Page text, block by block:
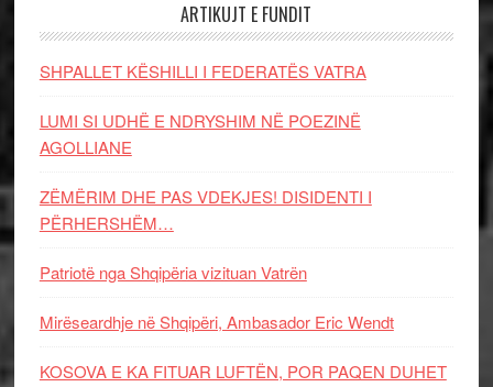
ARTIKUJT E FUNDIT
SHPALLET KËSHILLI I FEDERATËS VATRA
LUMI SI UDHË E NDRYSHIM NË POEZINË
AGOLLIANE
ZËMËRIM DHE PAS VDEKJES! DISIDENTI I
PËRHERSHËM…
Patriotë nga Shqipëria vizituan Vatrën
Mirëseardhje në Shqipëri, Ambasador Eric Wendt
KOSOVA E KA FITUAR LUFTËN, POR PAQEN DUHET